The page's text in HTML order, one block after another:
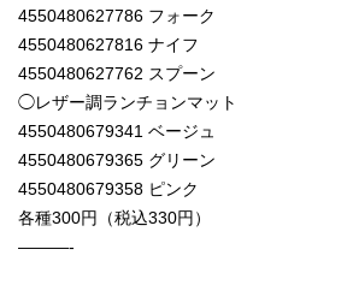
4550480627786 フォーク
4550480627816 ナイフ
4550480627762 スプーン
◯レザー調ランチョンマット
4550480679341 ベージュ
4550480679365 グリーン
4550480679358 ピンク
各種300円（税込330円）
———-